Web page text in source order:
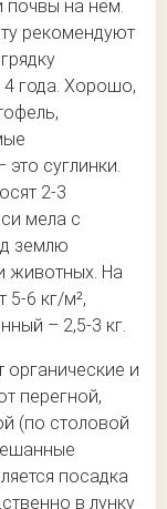
почвы на нем.
рекомендуют
4 года. Хорошо,
это суглинки.
2-3
мела с
землю
животных. На
5-6 кг/м²,
– 2,5-3 кг.
органические и
перегной,
(по столовой
посадка
в лунку